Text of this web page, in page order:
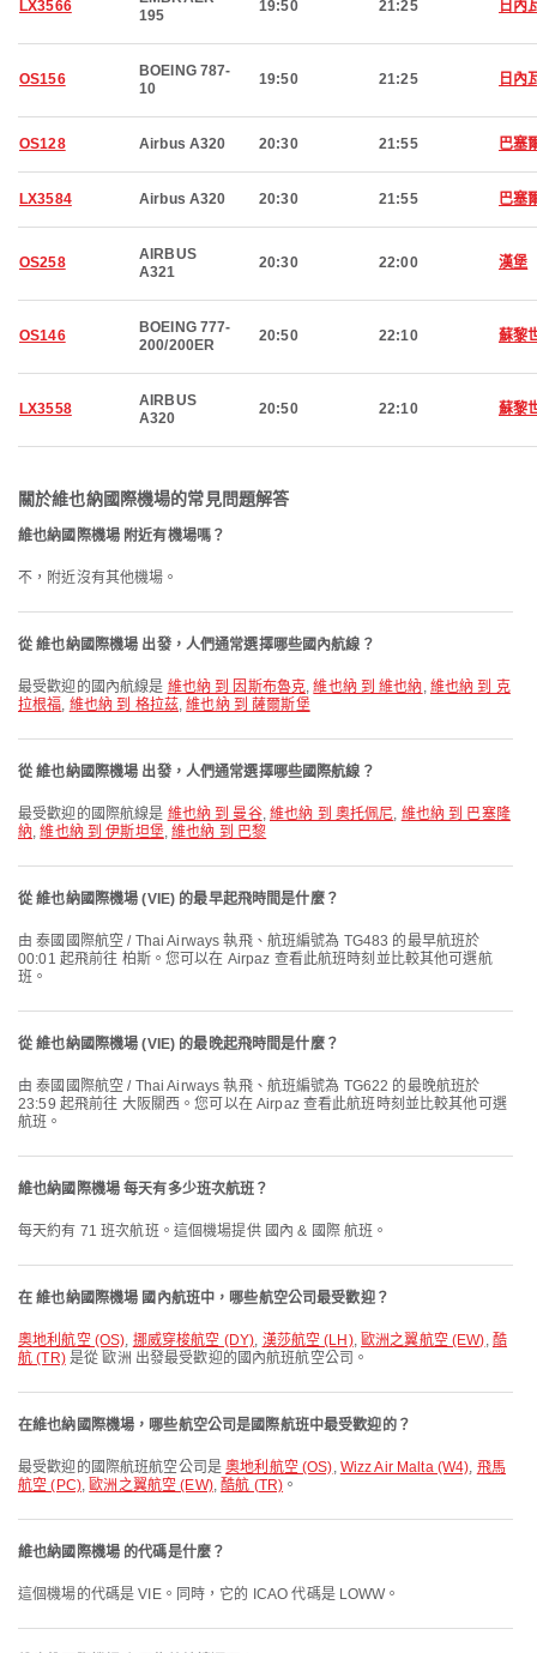
LX3566
195
19:50 21:25 日內
OS156
BOEING 787-
10
19:50 21:25 日內
OS128 Airbus A320 20:30 21:55 巴塞
LX3584 Airbus A320 20:30 21:55 巴塞
OS258
AIRBUS
A321
20:30 22:00 漢堡
OS146
BOEING 777-
200/200ER
20:50 22:10 蘇黎
LX3558
AIRBUS
A320
20:50 22:10 蘇黎
關於維也納國際機場的常見問題解答
維也納國際機場 附近有機場嗎？
不，附近沒有其他機場。
從 維也納國際機場 出發，人們通常選擇哪些國內航線？
最受歡迎的國內航線是 維也納 到 因斯布魯克,維也納 到 維也納, 維也納 到 克
拉根福, 維也納 到 格拉茲,維也納 到 薩爾斯堡
從 維也納國際機場 出發，人們通常選擇哪些國際航線？
最受歡迎的國際航線是 維也納 到 曼谷, 維也納 到 奧托佩尼, 維也納 到 巴塞隆
納,維也納 到 伊斯坦堡,維也納 到 巴黎
從 維也納國際機場 (VIE) 的最早起飛時間是什麼？
由 泰國國際航空 / Thai Airways 執飛、航班編號為 TG483 的最早航班於
00:01 起飛前往 柏斯。您可以在 Airpaz 查看此航班時刻並比較其他可選航
班。
從 維也納國際機場 (VIE) 的最晚起飛時間是什麼？
由 泰國國際航空 / Thai Airways 執飛、航班編號為 TG622 的最晚航班於
23:59 起飛前往 大阪關西。您可以在 Airpaz 查看此航班時刻並比較其他可選
航班。
維也納國際機場 每天有多少班次航班？
每天約有 71 班次航班。這個機場提供 國內 & 國際 航班。
在 維也納國際機場 國內航班中，哪些航空公司最受歡迎？
奧地利航空 (OS), 挪威穿梭航空 (DY), 漢莎航空 (LH),歐洲之翼航空 (EW), 酷
航 (TR)是從 歐洲 出發最受歡迎的國內航班航空公司。
在維也納國際機場，哪些航空公司是國際航班中最受歡迎的？
最受歡迎的國際航班航空公司是奧地利航空 (OS), Wizz Air Malta (W4), 飛馬
航空 (PC),歐洲之翼航空 (EW),酷航 (TR) 。
維也納國際機場 的代碼是什麼？
這個機場的代碼是 VIE。同時，它的 ICAO 代碼是 LOWW。